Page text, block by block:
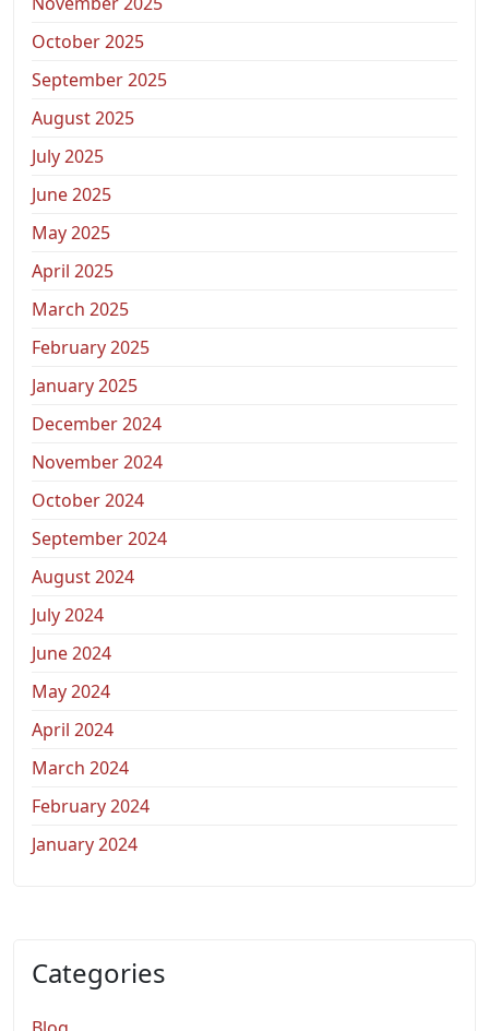
October 2025
September 2025
August 2025
July 2025
June 2025
May 2025
April 2025
March 2025
February 2025
January 2025
December 2024
November 2024
October 2024
September 2024
August 2024
July 2024
June 2024
May 2024
April 2024
March 2024
February 2024
January 2024
Categories